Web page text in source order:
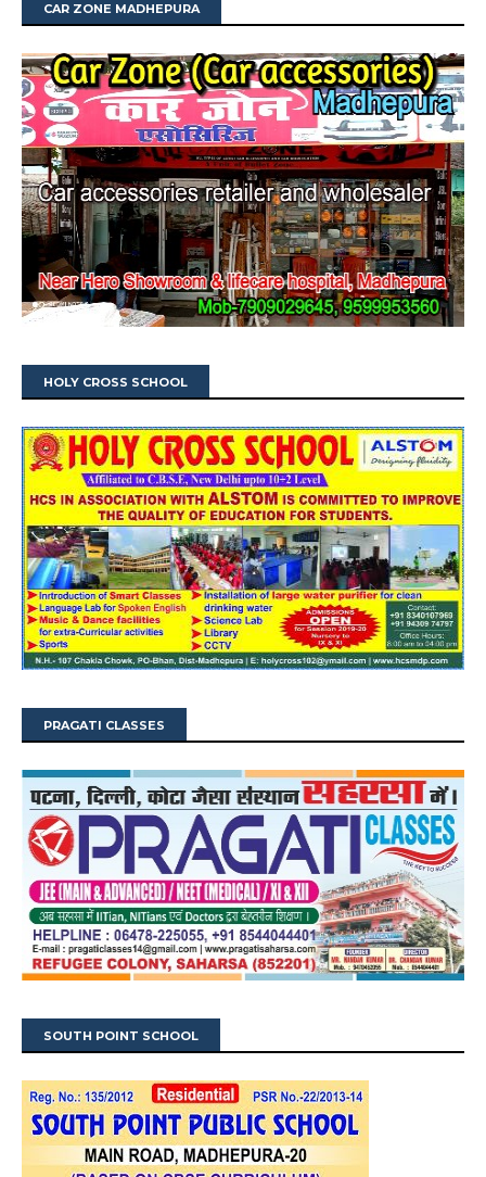
CAR ZONE MADHEPURA
HOLY CROSS SCHOOL
PRAGATI CLASSES
SOUTH POINT SCHOOL